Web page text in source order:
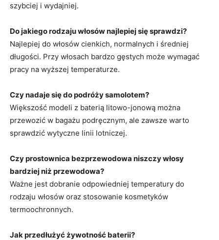
szybciej i wydajniej.
Do jakiego rodzaju włosów najlepiej się sprawdzi?
Najlepiej do włosów cienkich, normalnych i średniej
długości. Przy włosach bardzo gęstych może wymagać
pracy na wyższej temperaturze.
Czy nadaje się do podróży samolotem?
Większość modeli z baterią litowo-jonową można
przewozić w bagażu podręcznym, ale zawsze warto
sprawdzić wytyczne linii lotniczej.
Czy prostownica bezprzewodowa niszczy włosy
bardziej niż przewodowa?
Ważne jest dobranie odpowiedniej temperatury do
rodzaju włosów oraz stosowanie kosmetyków
termoochronnych.
Jak przedłużyć żywotność baterii?